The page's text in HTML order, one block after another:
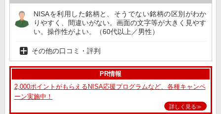
NISAを利用した銘柄と、そうでない銘柄の区別がわか
りやすく、間違いがない。画面の文字等が大きく見やす
い。操作性がよい。（60代以上／男性）
その他の口コミ・評判
PR情報
2,000ポイントがもらえるNISA応援プログラムなど、各種キャンペ
ーン実施中！
詳しく見る≫